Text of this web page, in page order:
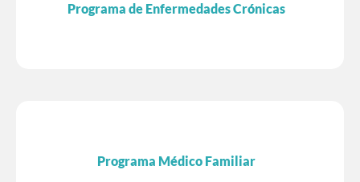
Programa de Enfermedades Crónicas
Programa Médico Familiar